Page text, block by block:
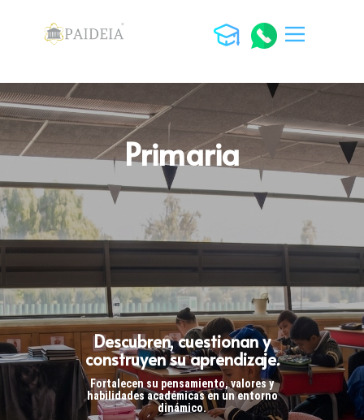
PAIDEIA
PRIMARIA
SECUNDARIA
PREPARATORIA
¿POR QUÉ PAIDEIA?
ACTIVIDADES
ESPARTANOS
CASOS DE ÉXITO
HISTORIA PAIDEIA
ÚTILES
Primaria
Descubren, cuestionan y
construyen su aprendizaje.
Fortalecen su pensamiento, valores y
habilidades académicas en un entorno
dinámico.